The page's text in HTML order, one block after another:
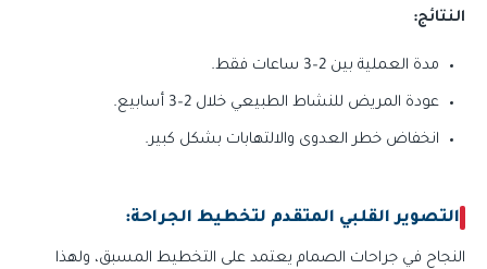
النتائج:
مدة العملية بين 2–3 ساعات فقط.
عودة المريض للنشاط الطبيعي خلال 2–3 أسابيع.
انخفاض خطر العدوى والالتهابات بشكل كبير.
التصوير القلبي المتقدم لتخطيط الجراحة:
النجاح في جراحات الصمام يعتمد على التخطيط المسبق، ولهذا